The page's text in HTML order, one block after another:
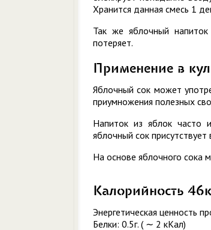
Хранится данная смесь 1
Так же яблочный
потеряет.
Применение в
Яблочный сок может
приумножения полезных
Напиток из яблок часто
яблочный сок
На основе яблочного сока
Калорийность
Энергетическая ценность
Белки: 0.5г. ( ∼ 2 кКал)